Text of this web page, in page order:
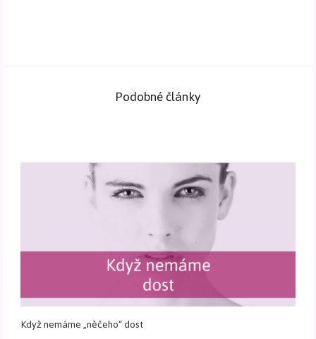
Podobné články
Když nemáme „něčeho“ dost